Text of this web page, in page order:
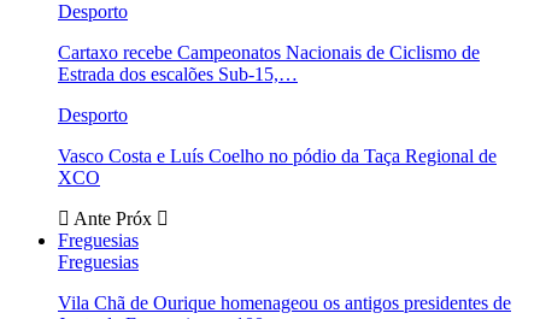
Desporto
Cartaxo recebe Campeonatos Nacionais de Ciclismo de
Estrada dos escalões Sub-15,…
Desporto
Vasco Costa e Luís Coelho no pódio da Taça Regional de
XCO
Ante Próx
Freguesias
Freguesias
Vila Chã de Ourique homenageou os antigos presidentes de